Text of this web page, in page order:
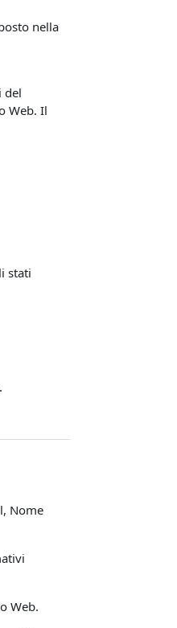
nella
del
Web. Il
stati
Nome
Web.